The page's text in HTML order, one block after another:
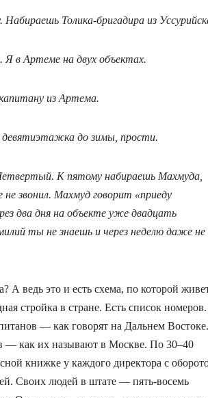
Толика-бригадира из
в Артеме на двух объектах.
из Артема.
до зимы, прости.
К пятому набираешь Махмуда,
звонил. Махмуд говорит «приеду
два дня на объекте уже двадцать
ты не знаешь и через неделю даже не
А ведь это и есть схема, по которой
стройка в стране. Есть список номеров.
— как говорят на Дальнем Востоке.
— как их называют в Москве. По 30–40
книжке у каждого директора с
Своих людей в штате — пять-восемь